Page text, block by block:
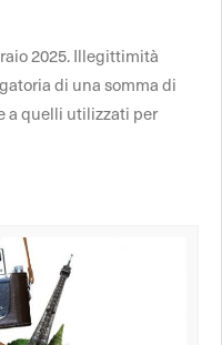
2025. Illegittimità
di una somma di
a quelli utilizzati per